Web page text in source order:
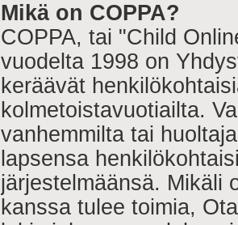
Mikä on COPPA?
COPPA, tai "Child
vuodelta 1998 on
keräävät
kolmetoistavuotiailta.
vanhemmilta tai
lapsensa
järjestelmäänsä. Mikäli
kanssa tulee toimia,